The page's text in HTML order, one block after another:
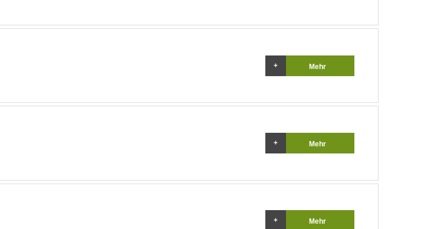
Mehr
Mehr
Mehr